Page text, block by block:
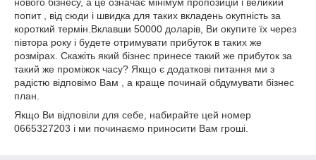
попит , від сюди і швидка для таких вкладень окупність за
короткий термін.Вклавши 50000 доларів, Ви окупите їх через
півтора року і будете отримувати прибуток в таких же
розмірах. Скажіть який бізнес принесе такий же прибуток за
такий же проміжок часу? Якщо є додаткові питання ми з
радістю відповімо Вам , а краще починай обдумувати бізнес
план.
Якщо Ви відповіли для себе, набирайте цей номер
0665327203 і ми починаємо приносити Вам гроші.